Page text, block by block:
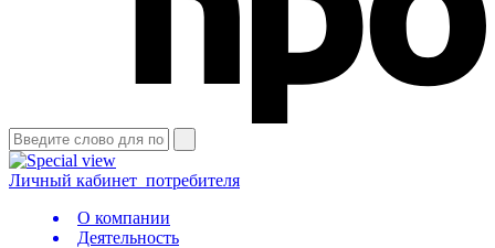
Личный кабинет потребителя
О компании
Деятельность